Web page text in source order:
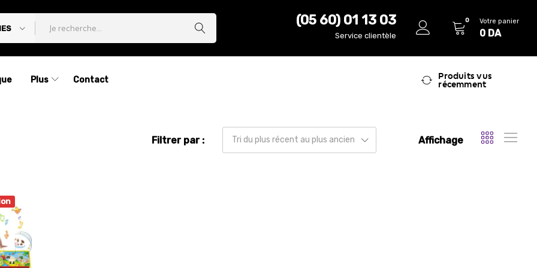
(05 60) 01 13 03
Service clientèle
0 Votre panier
0 DA
Plus Contact
Produits vus
récemment
Filtrer par : Tri du plus récent au plus ancien Affichage